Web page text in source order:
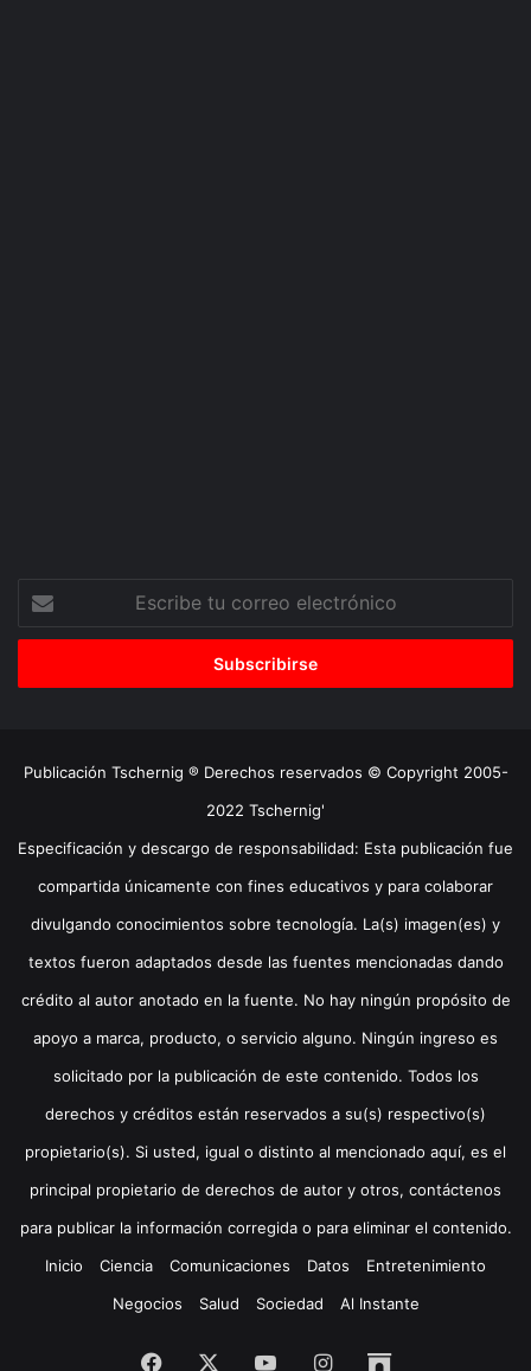
correo
Publicación Tschernig ® Derechos reservados © Copyright 2005-
2022 Tschernig'
Especificación y descargo de responsabilidad: Esta publicación fue
compartida únicamente con fines educativos y para colaborar
divulgando conocimientos sobre tecnología. La(s) imagen(es) y
textos fueron adaptados desde las fuentes mencionadas dando
crédito al autor anotado en la fuente. No hay ningún propósito de
apoyo a marca, producto, o servicio alguno. Ningún ingreso es
solicitado por la publicación de este contenido. Todos los
derechos y créditos están reservados a su(s) respectivo(s)
propietario(s). Si usted, igual o distinto al mencionado aquí, es el
principal propietario de derechos de autor y otros, contáctenos
para publicar la información corregida o para eliminar el contenido.
Inicio
Ciencia Comunicaciones Datos
Entretenimiento
Negocios
Salud Sociedad Al Instante
Facebook YouTubeInstagramArchive